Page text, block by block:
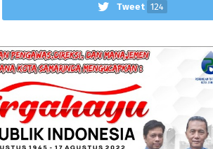
Tweet 124